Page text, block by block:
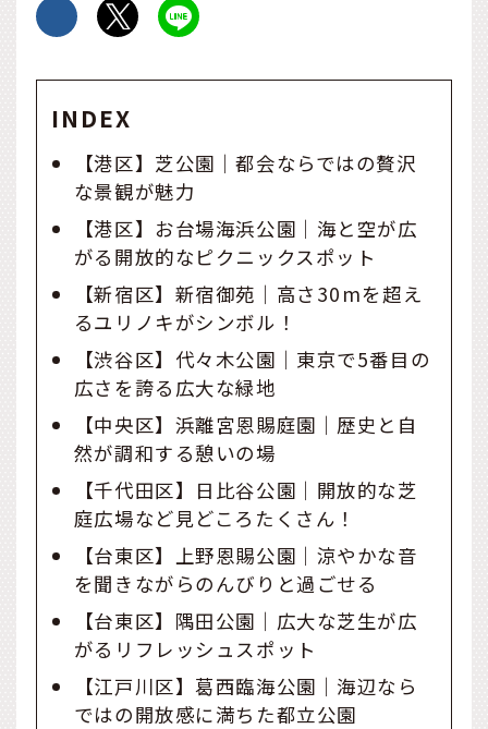
INDEX
【港区】芝公園｜都会ならではの贅沢
な景観が魅力
【港区】お台場海浜公園｜海と空が広
がる開放的なピクニックスポット
【新宿区】新宿御苑｜高さ30mを超え
るユリノキがシンボル！
【渋谷区】代々木公園｜東京で5番目の
広さを誇る広大な緑地
【中央区】浜離宮恩賜庭園｜歴史と自
然が調和する憩いの場
【千代田区】日比谷公園｜開放的な芝
庭広場など見どころたくさん！
【台東区】上野恩賜公園｜涼やかな音
を聞きながらのんびりと過ごせる
【台東区】隅田公園｜広大な芝生が広
がるリフレッシュスポット
【江戸川区】葛西臨海公園｜海辺なら
ではの開放感に満ちた都立公園